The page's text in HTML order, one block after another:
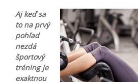
Aj keď sa
to na prvý
pohľad
nezdá
športový
tréning je
exaktnou